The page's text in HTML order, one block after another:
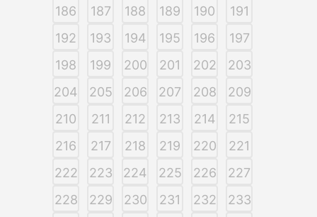
186
187 188 189 190
191
192
193 194 195 196
197
198
199 200 201 202
203
204
205 206 207 208
209
210
211 212 213 214
215
216
217 218 219 220
221
222
223 224 225 226
227
228
229 230 231 232
233